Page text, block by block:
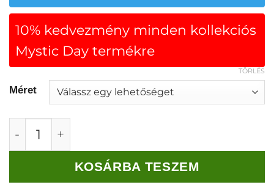
10% kedvezmény minden kollekciós
Mystic Day termékre
Méret
TÖRLÉS
Livello Zöld mintás V-nyakú gumis aljú felső
KOSÁRBA TESZEM